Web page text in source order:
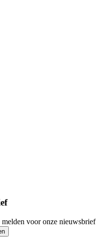
voor onze nieuwsbrief